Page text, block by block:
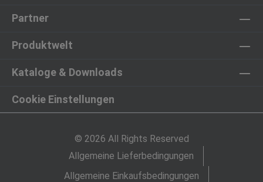
Partner
Produktwelt
Kataloge & Downloads
Cookie Einstellungen
© 2026 All Rights Reserved
Allgemeine Lieferbedingungen
Allgemeine Einkaufsbedingungen